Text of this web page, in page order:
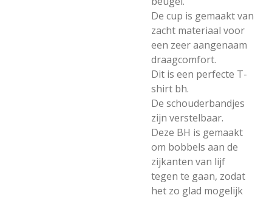
De cup is gemaakt van
zacht materiaal voor
een zeer aangenaam
draagcomfort.
Dit is een perfecte T-
shirt bh.
De schouderbandjes
zijn verstelbaar.
Deze BH is gemaakt
om bobbels aan de
zijkanten van lijf
tegen te gaan, zodat
het zo glad mogelijk